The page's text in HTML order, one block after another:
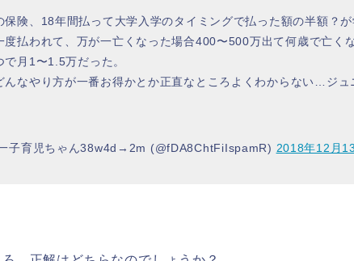
保険、18年間払って大学入学のタイミングで払った額の半額？
度払われて、万が一亡くなった場合400〜500万出て何歳で亡く
で月1〜1.5万だった。
んなやり方が一番お得かとか正直なところよくわからない…ジュ
子育児ちゃん38w4d→2m (@fDA8ChtFiIspamR) 2018年12月